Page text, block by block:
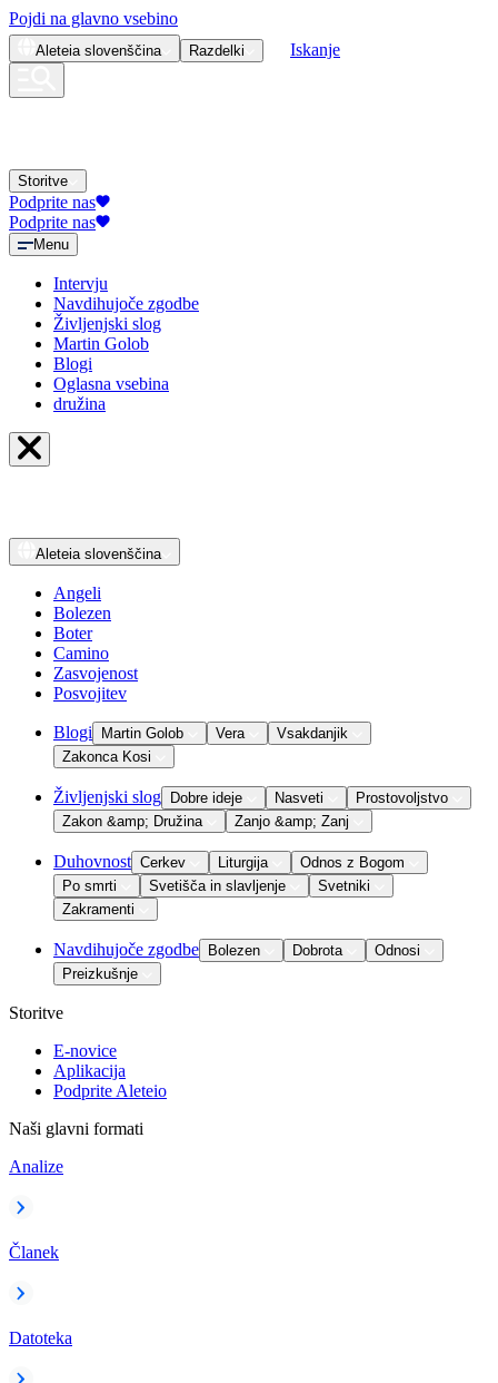
Pojdi na glavno vsebino
Aleteia slovenščina Razdelki Iskanje
Storitve
Podprite nas
Podprite nas
Menu
Intervju
Navdihujoče zgodbe
Življenjski slog
Martin Golob
Blogi
Oglasna vsebina
družina
Aleteia slovenščina
Angeli
Bolezen
Boter
Camino
Zasvojenost
Posvojitev
Blogi Martin Golob Vera
Vsakdanjik
Zakonca Kosi
Življenjski slog Dobre ideje Nasveti
Prostovoljstvo
Zakon &amp; Družina
Zanjo &amp; Zanj
Duhovnost Cerkev Liturgija
Odnos z Bogom
Po smrti
Svetišča in slavljenje
Svetniki
Zakramenti
Navdihujoče zgodbe Bolezen Dobrota
Odnosi
Preizkušnje
Storitve
E-novice
Aplikacija
Podprite Aleteio
Naši glavni formati
Analize
Članek
Datoteka